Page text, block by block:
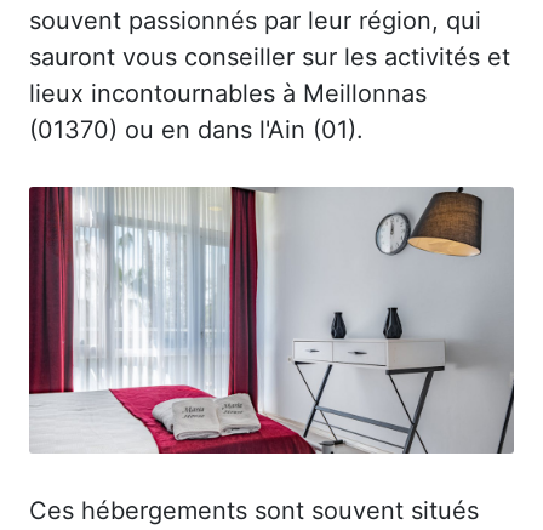
souvent passionnés par leur région, qui
sauront vous conseiller sur les activités et
lieux incontournables à Meillonnas
(01370) ou en dans l'Ain (01).
Ces hébergements sont souvent situés